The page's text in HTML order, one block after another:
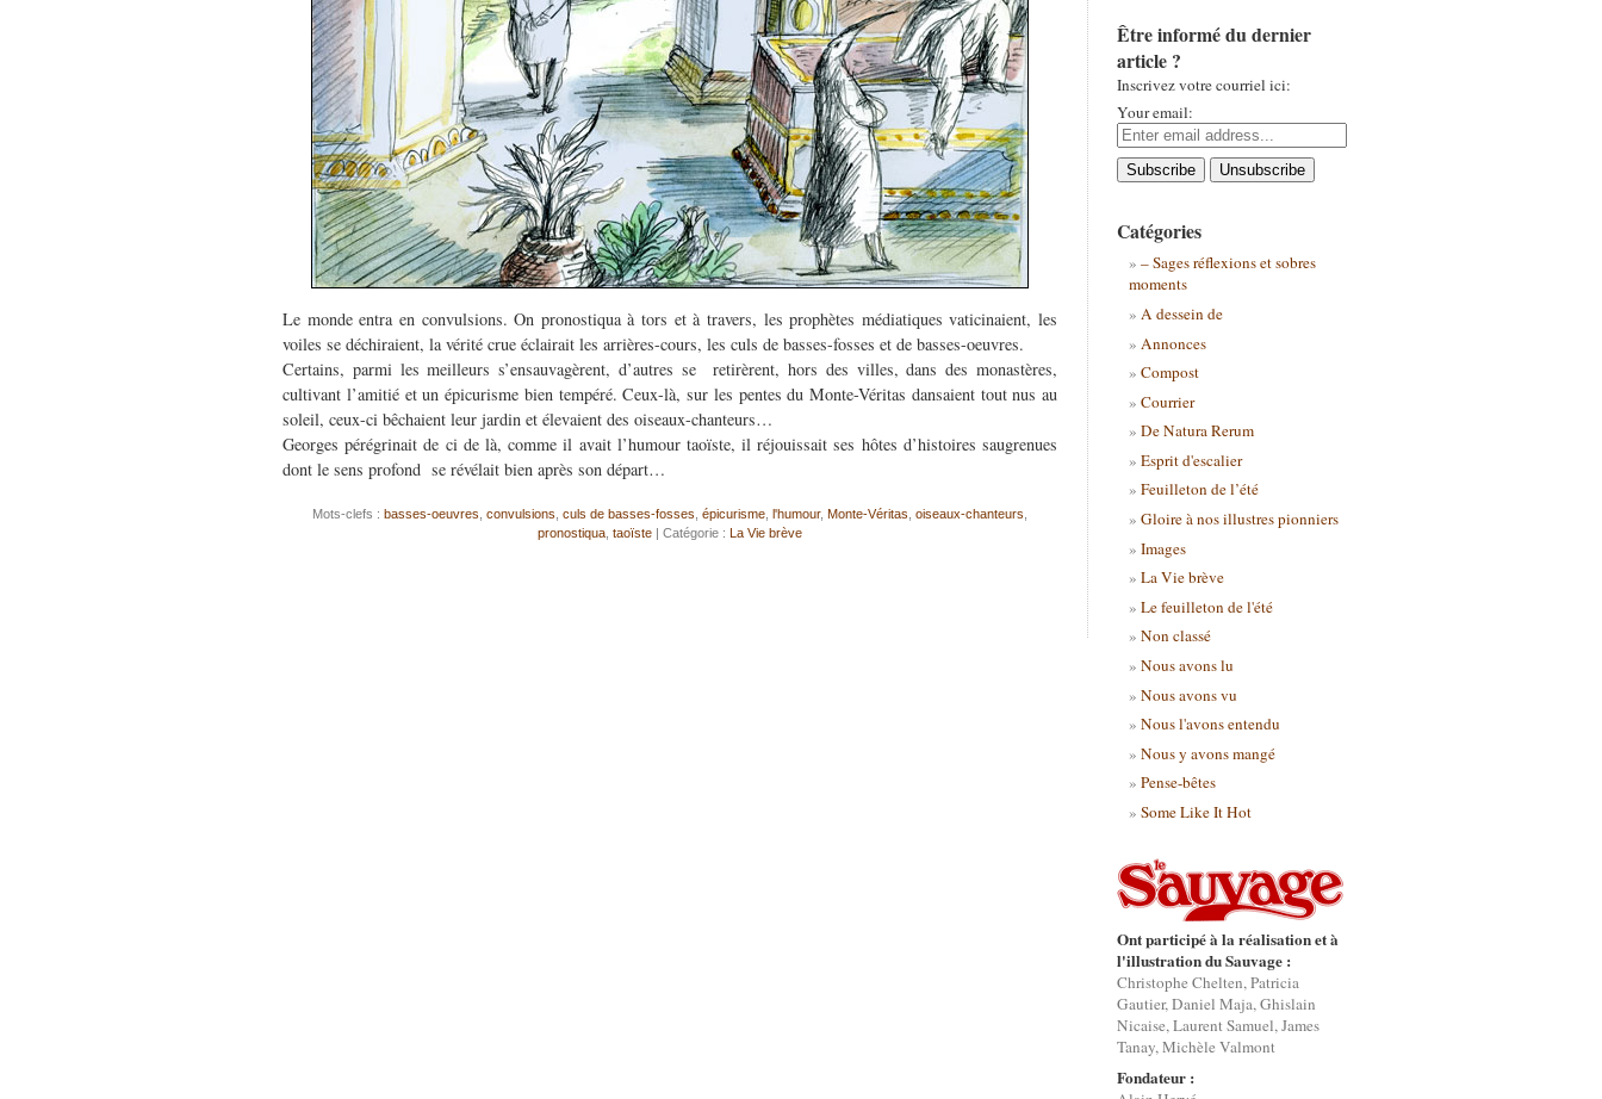
Le monde entra en convulsions. On pronostiqua à tors et à travers, les prophètes médiatiques vaticinaient, les
voiles se déchiraient, la vérité crue éclairait les arrières-cours, les culs de basses-fosses et de basses-oeuvres.
Certains, parmi les meilleurs s’ensauvagèrent, d’autres se retirèrent, hors des villes, dans des monastères,
cultivant l’amitié et un épicurisme bien tempéré. Ceux-là, sur les pentes du Monte-Véritas dansaient tout nus au
soleil, ceux-ci bêchaient leur jardin et élevaient des oiseaux-chanteurs…
Georges pérégrinait de ci de là, comme il avait l’humour taoïste, il réjouissait ses hôtes d’histoires saugrenues
dont le sens profond se révélait bien après son départ…
Mots-clefs : basses-oeuvres convulsions culs de basses-fosses épicurisme l'humour, Monte-Véritas oiseaux-chanteurs
pronostiqua taoïste | Catégorie : La Vie brève
Être informé du dernier
article ?
Inscrivez votre courriel ici:
Your email:
Catégories
– Sages réflexions et sobres
moments
A dessein de
Annonces
Compost
Courrier
De Natura Rerum
Esprit d'escalier
Feuilleton de l’été
Gloire à nos illustres pionniers
Images
La Vie brève
Le feuilleton de l'été
Non classé
Nous avons lu
Nous avons vu
Nous l'avons entendu
Nous y avons mangé
Pense-bêtes
Some Like It Hot
Ont participé à la réalisation et à
l'illustration du Sauvage :
Christophe Chelten, Patricia
Gautier, Daniel Maja, Ghislain
Nicaise, Laurent Samuel, James
Tanay, Michèle Valmont
Fondateur :